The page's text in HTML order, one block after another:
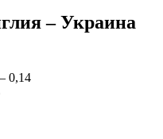
– Украина
0,14